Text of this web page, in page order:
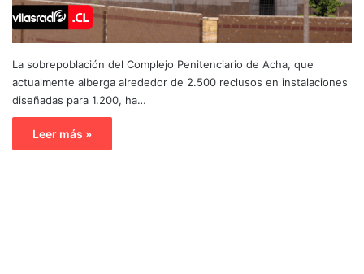
La sobrepoblación del Complejo Penitenciario de Acha, que
actualmente alberga alrededor de 2.500 reclusos en instalaciones
diseñadas para 1.200, ha…
Leer más »